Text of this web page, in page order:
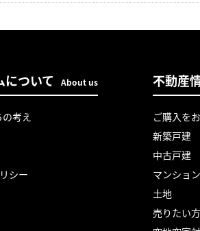
について About us
考え
シー
不動産
ご購入を
新築戸建
中古戸建
マンション
土地
売りたい方